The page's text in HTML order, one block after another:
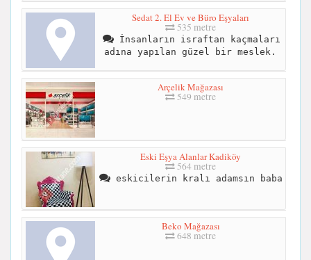
Sedat 2. El Ev ve Büro Eşyaları
535 metre
İnsanların israftan kaçmaları
adına yapılan güzel bir meslek.
Arçelik Mağazası
549 metre
Eski Eşya Alanlar Kadiköy
564 metre
eskicilerin kralı adamsın baba
Beko Mağazası
648 metre